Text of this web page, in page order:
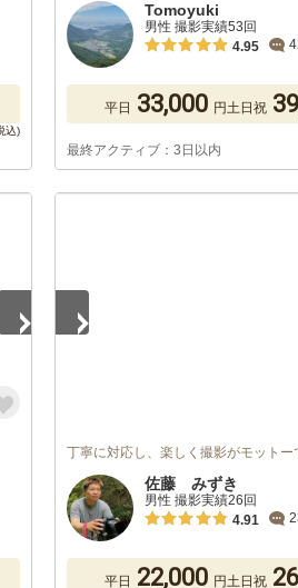
Tomoyuki
男性 撮影実績53回
4.95
平日 33,000 円土日祝
最終アクティブ：3日以内
丁寧に対応し、楽しく撮影がモットー
佐藤 みずき
男性 撮影実績26回
4.91
平日 22,000 円土日祝